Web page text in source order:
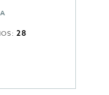
28